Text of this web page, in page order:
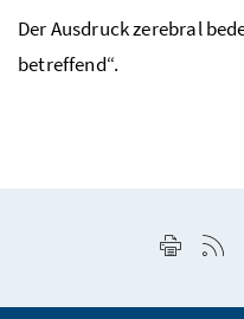
Der Ausdruck zerebral
betreffend“.
Seite